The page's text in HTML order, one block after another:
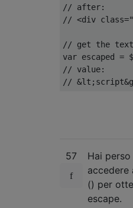
// after:
// <div
// get the
var escaped = $
// value:
//
57
Hai
accedere
() per
escape.